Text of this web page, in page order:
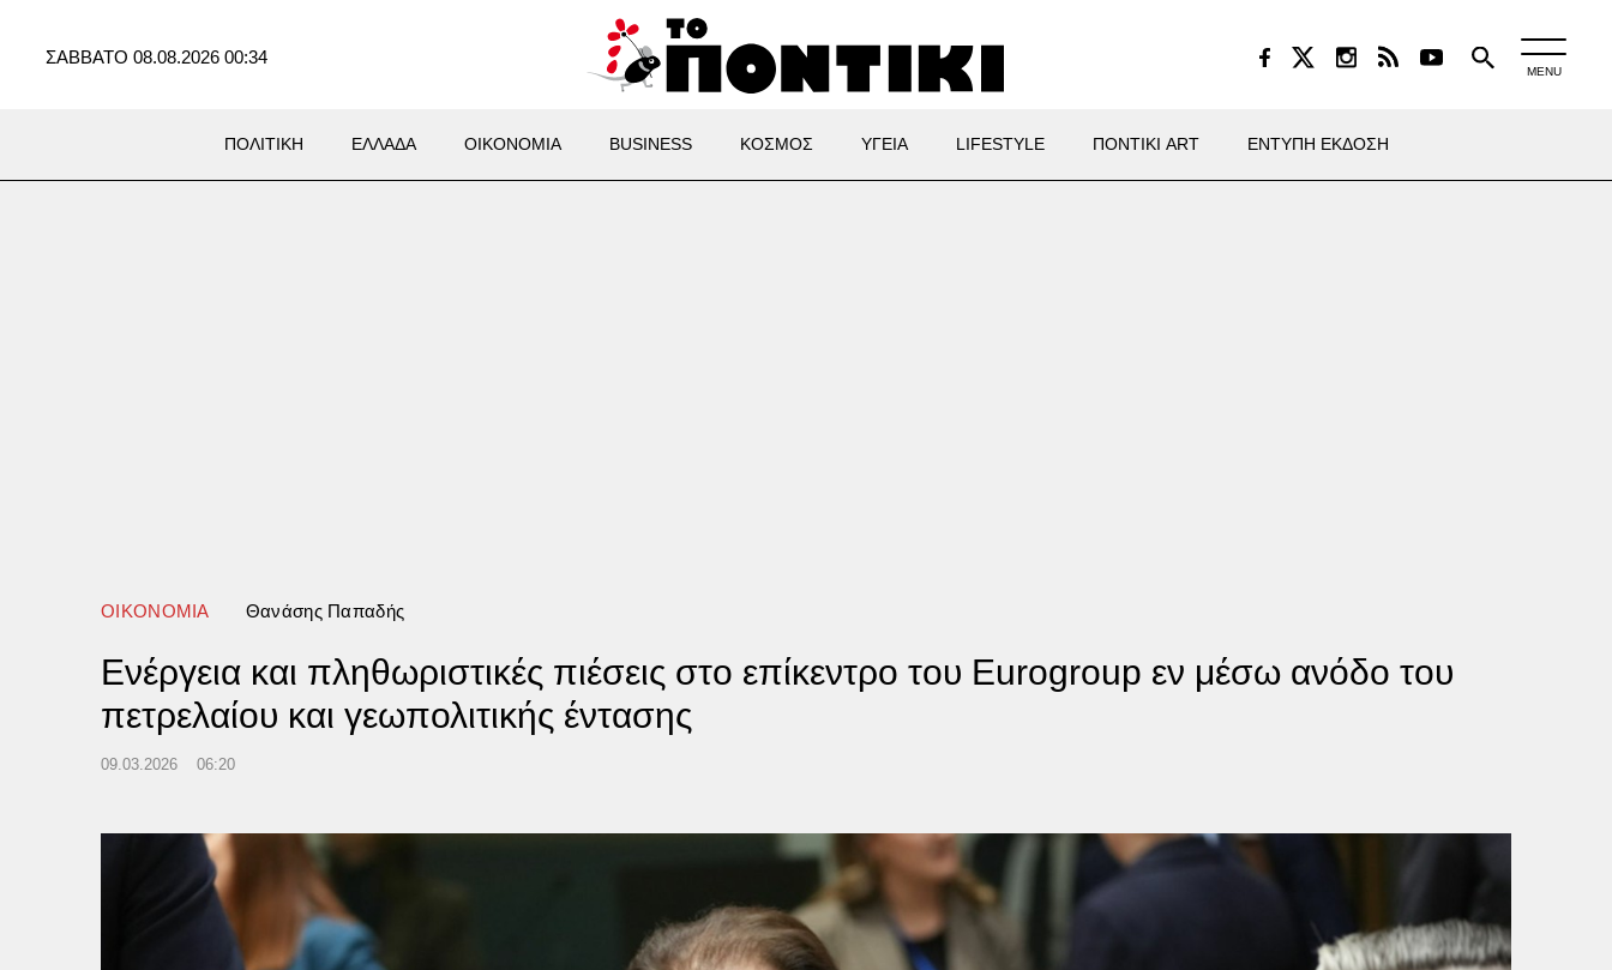
ΣΑΒΒΑΤΟ 08.08.2026 00:34
MENU
ΠΟΛΙΤΙΚΗ ΕΛΛΑΔΑ ΟΙΚΟΝΟΜΙΑ BUSINESS ΚΟΣΜΟΣ ΥΓΕΙΑ LIFESTYLE ΠΟΝΤΙΚΙ ART ΕΝΤΥΠΗ ΕΚΔΟΣΗ
ΟΙΚΟΝΟΜΙΑ Θανάσης Παπαδής
Ενέργεια και πληθωριστικές πιέσεις στο επίκεντρο του Eurogroup εν μέσω ανόδο του
πετρελαίου και γεωπολιτικής έντασης
09.03.2026 06:20